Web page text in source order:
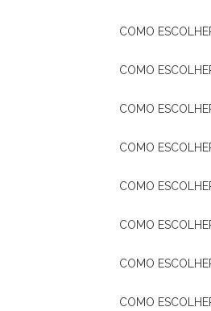
COMO
COMO
COMO
COMO
COMO
COMO
COMO
COMO